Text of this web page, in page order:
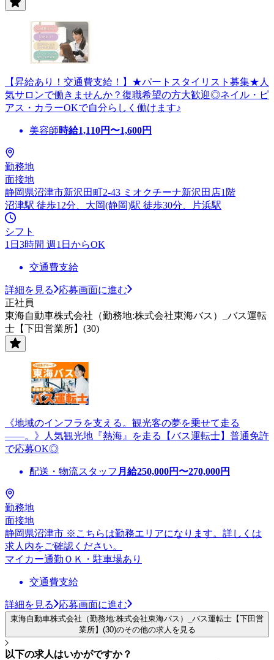
【昇給あり！交通費支給！】★パートスタイリスト募集★人
気サロンで働きませんか？復職希望の方大歓迎◎ネイル・ピ
アス・カラーOKで自分らしく働けます♪
美容師時給1,110円〜1,600円
勤務地
面接地
静岡県沼津市新沢田町2-43 ミオクチーナ新沢田店1階
沼津駅 徒歩12分、大岡(静岡)駅 徒歩30分、片浜駅
シフト
1日3時間 週1日からOK
交通費支給
詳細を見る
応募画面に進む
正社員
東海自動車株式会社（勤務地:株式会社東海バス）_バス運転
士【下田営業所】(30)
《地域のインフラを支える。観光客の夢を乗せて走る
――。》人気観光地『熱海』を走る【バス運転士】普通免許
で応募OK◎
配送・物流スタッフ 月給250,000円〜270,000円
勤務地
面接地
静岡県沼津市 ※こちらは勤務エリアになります。詳しくは
求人内をご確認ください。
マイカー通勤ＯＫ・駐車場あり
交通費支給
詳細を見る 応募画面に進む
東海自動車株式会社（勤務地:株式会社東海バス）_バス運転士【下田営
業所】(30)のその他の求人を見る
以下の求人はいかがですか？